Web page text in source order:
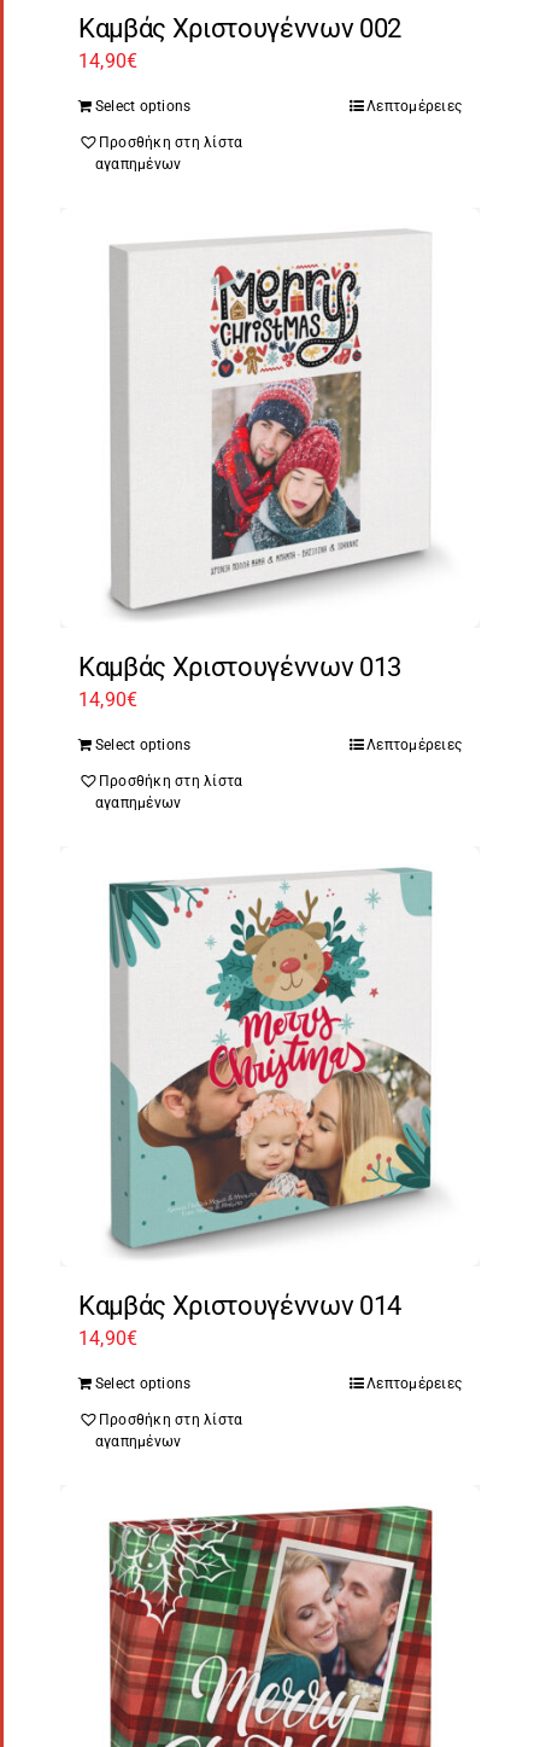
Καμβάς Χριστουγέννων 002
14,90€
Select options Λεπτομέρειες
Προσθήκη στη λίστα
αγαπημένων
Καμβάς Χριστουγέννων 013
14,90€
Select options Λεπτομέρειες
Προσθήκη στη λίστα
αγαπημένων
Καμβάς Χριστουγέννων 014
14,90€
Select options Λεπτομέρειες
Προσθήκη στη λίστα
αγαπημένων